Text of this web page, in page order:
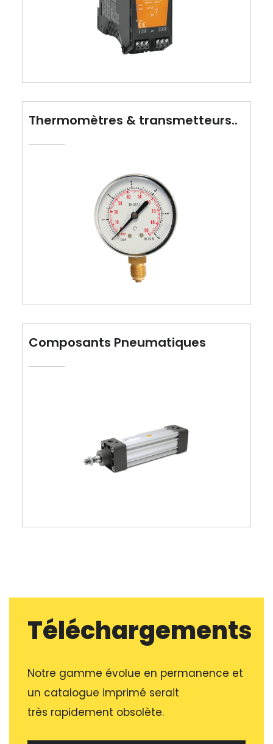
Thermomètres & transmetteurs..
Composants Pneumatiques
Téléchargements
Notre gamme évolue en permanence et
un catalogue imprimé serait
très rapidement obsolète.